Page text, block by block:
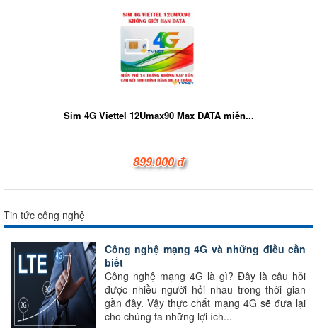
Sim 4G Viettel 12Umax90 Max DATA miễn...
899.000 đ
Tin tức công nghệ
Công nghệ mạng 4G và những điều cần
biết
Công nghệ mạng 4G là gì? Đây là câu hỏi
được nhiều người hỏi nhau trong thời gian
gần đây. Vậy thực chất mạng 4G sẽ đưa lại
cho chúng ta những lợi ích...